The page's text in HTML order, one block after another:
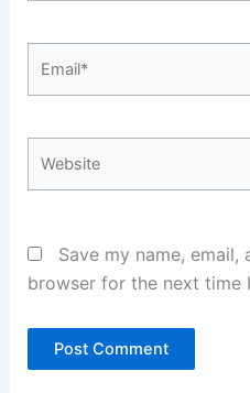
Save my name,
browser for the next time